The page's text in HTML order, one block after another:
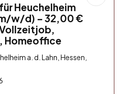
Heuchelheim
w/d) – 32,00 €
Homeoffice
a. d. Lahn, Hessen,